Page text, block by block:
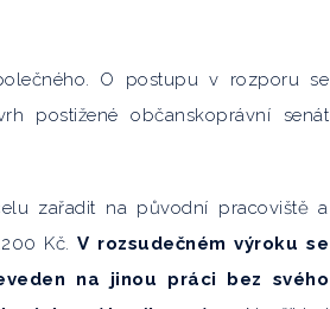
O postupu v rozporu se
postižené občanskoprávní senát
zařadit na původní pracoviště a
Kč.V rozsudečném výroku se
na jinou práci bez svého